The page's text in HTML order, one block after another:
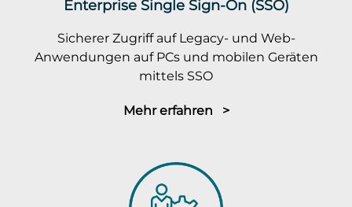
Enterprise Single Sign-On (SSO)
Sicherer Zugriff auf Legacy- und Web-
Anwendungen auf PCs und mobilen Geräten
mittels SSO
Mehr erfahren >